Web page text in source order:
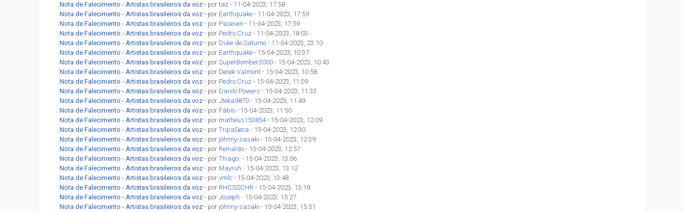
Nota de Falecimento - Artistas brasileiros da voz - portaz - 11-04-2023, 17:58
Nota de Falecimento - Artistas brasileiros da voz - por Earthquake - 11-04-2023, 17:59
Nota de Falecimento - Artistas brasileiros da voz - por Paseven - 11-04-2023, 17:59
Nota de Falecimento - Artistas brasileiros da voz - por Pedro Cruz - 11-04-2023, 18:03
Nota de Falecimento - Artistas brasileiros da voz - por Duke de Saturno - 11-04-2023, 23:10
Nota de Falecimento - Artistas brasileiros da voz - por Earthquake - 15-04-2023, 10:37
Nota de Falecimento - Artistas brasileiros da voz - porSuperBomber3000 - 15-04-2023, 10:43
Nota de Falecimento - Artistas brasileiros da voz - por Derek Valmont - 15-04-2023, 10:58
Nota de Falecimento - Artistas brasileiros da voz - por Pedro Cruz - 15-04-2023, 11:09
Nota de Falecimento - Artistas brasileiros da voz - por Danilo Powers - 15-04-2023, 11:33
Nota de Falecimento - Artistas brasileiros da voz - porJteka9870 - 15-04-2023, 11:49
Nota de Falecimento - Artistas brasileiros da voz - por Fábio - 15-04-2023, 11:50
Nota de Falecimento - Artistas brasileiros da voz - por matheus153854- 15-04-2023, 12:09
Nota de Falecimento - Artistas brasileiros da voz - porTripaSeca - 15-04-2023, 12:30
Nota de Falecimento - Artistas brasileiros da voz - por johnny-sasaki - 15-04-2023, 12:39
Nota de Falecimento - Artistas brasileiros da voz - por Reinaldo - 15-04-2023, 12:57
Nota de Falecimento - Artistas brasileiros da voz - porThiago. - 15-04-2023, 13:06
Nota de Falecimento - Artistas brasileiros da voz - por Mayruh - 15-04-2023, 13:12
Nota de Falecimento - Artistas brasileiros da voz - porvmlc - 15-04-2023, 13:48
Nota de Falecimento - Artistas brasileiros da voz - por RHCSSCHR - 15-04-2023, 15:19
Nota de Falecimento - Artistas brasileiros da voz - porJoseph - 15-04-2023, 15:27
Nota de Falecimento - Artistas brasileiros da voz - por johnny-sasaki - 15-04-2023, 15:51